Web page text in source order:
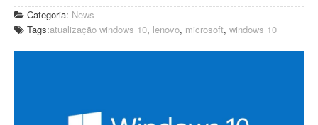
Light ERP – Preços
A Light Solutions
Categoria: News
Tags:atualização windows 10, lenovo, microsoft, windows 10